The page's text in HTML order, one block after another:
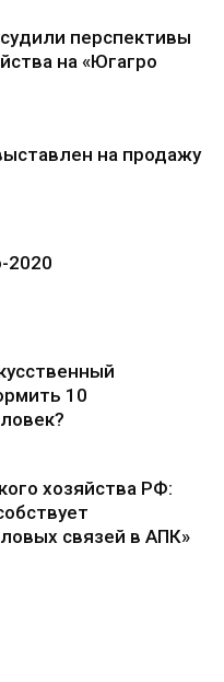
перспективы
на «Югагро
на продажу
2020
10
хозяйства РФ:
связей в АПК»